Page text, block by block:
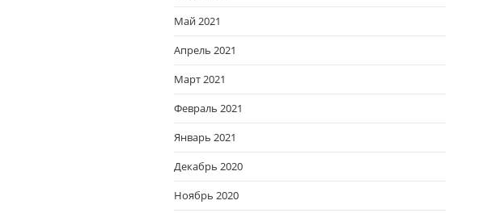
Май 2021
Апрель 2021
Март 2021
Февраль 2021
Январь 2021
Декабрь 2020
Ноябрь 2020